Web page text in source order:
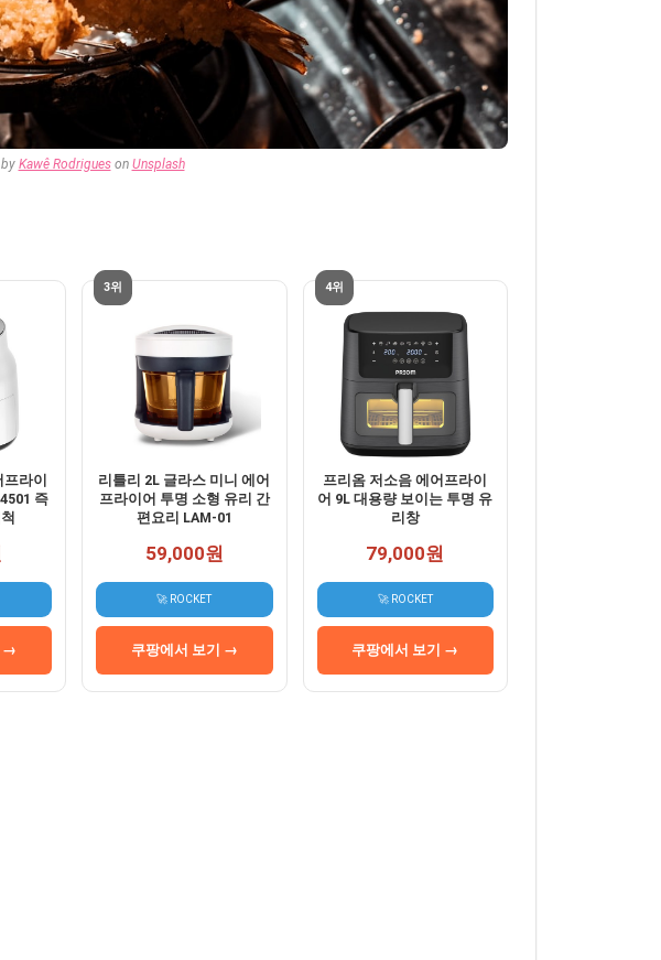
Kawê Rodrigueson Unsplash
라이
즉
→
3위
리틀리 2L 글라스 미니 에어
프라이어 투명 소형 유리 간
편요리 LAM-01
59,000원
🚀 ROCKET
쿠팡에서 보기 →
4위
프리옴 저소음 에어프라이
어 9L 대용량 보이는 투명 유
리창
79,000원
🚀 ROCKET
쿠팡에서 보기 →